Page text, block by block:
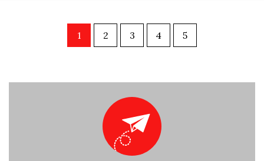
1 2 3 4 5